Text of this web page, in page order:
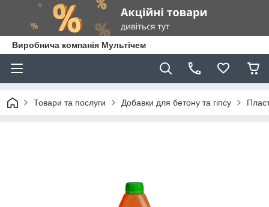
Виробнича компанія Мультічем
Товари та послуги Добавки для бетону та гіпсу